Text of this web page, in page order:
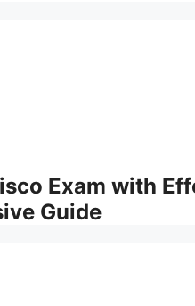
Exam with
Guide